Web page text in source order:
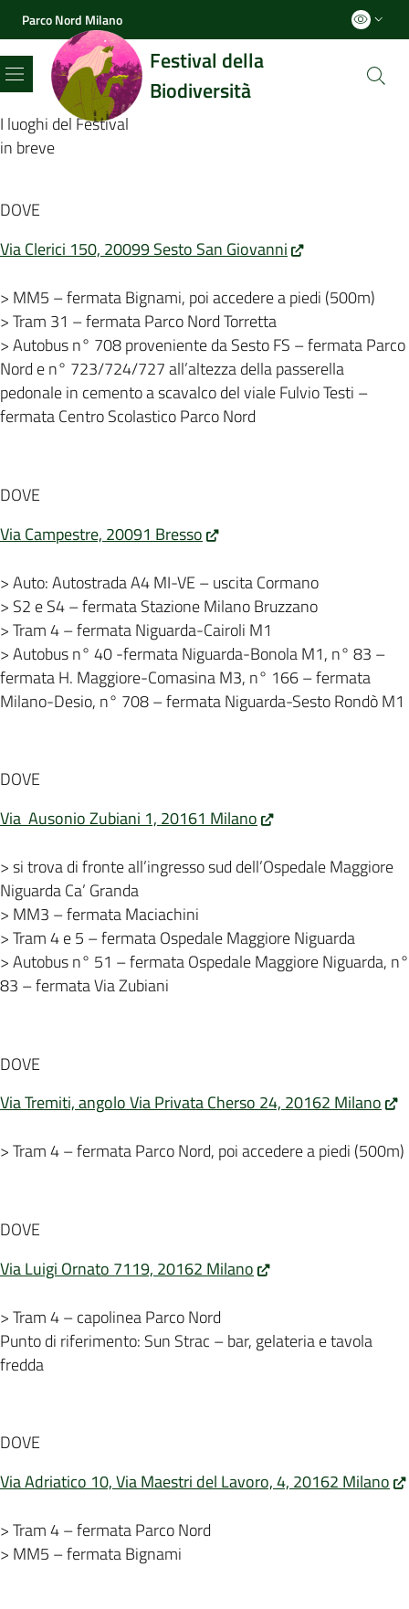
Parco Nord Milano
Festival della
Biodiversità
Menu
I luoghi del Festival
in breve
DOVE
Via Clerici 150, 20099 Sesto San Giovanni
> MM5 – fermata Bignami, poi accedere a piedi (500m)
> Tram 31 – fermata Parco Nord Torretta
> Autobus n° 708 proveniente da Sesto FS – fermata Parco
Nord e n° 723/724/727 all’altezza della passerella
pedonale in cemento a scavalco del viale Fulvio Testi –
fermata Centro Scolastico Parco Nord
DOVE
Via Campestre, 20091 Bresso
> Auto: Autostrada A4 MI-VE – uscita Cormano
> S2 e S4 – fermata Stazione Milano Bruzzano
> Tram 4 – fermata Niguarda-Cairoli M1
> Autobus n° 40 -fermata Niguarda-Bonola M1, n° 83 –
fermata H. Maggiore-Comasina M3, n° 166 – fermata
Milano-Desio, n° 708 – fermata Niguarda-Sesto Rondò M1
DOVE
Via Ausonio Zubiani 1, 20161 Milano
> si trova di fronte all’ingresso sud dell’Ospedale Maggiore
Niguarda Ca’ Granda
> MM3 – fermata Maciachini
> Tram 4 e 5 – fermata Ospedale Maggiore Niguarda
> Autobus n° 51 – fermata Ospedale Maggiore Niguarda, n°
83 – fermata Via Zubiani
DOVE
Via Tremiti, angolo Via Privata Cherso 24, 20162 Milano
> Tram 4 – fermata Parco Nord, poi accedere a piedi (500m)
DOVE
Via Luigi Ornato 7119, 20162 Milano
> Tram 4 – capolinea Parco Nord
Punto di riferimento: Sun Strac – bar, gelateria e tavola
fredda
DOVE
Via Adriatico 10, Via Maestri del Lavoro, 4, 20162 Milano
> Tram 4 – fermata Parco Nord
> MM5 – fermata Bignami